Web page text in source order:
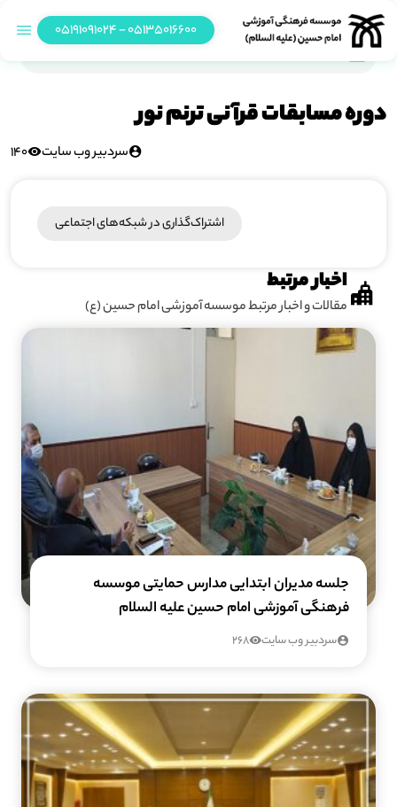
05135016600 - 05191091024
دوره مسابقات قرآنی ترنم نور
سردبیر وب سایت 140
اشتراک‌گذاری در شبکه‎‌های اجتماعی
اخبار مرتبط
مقالات و اخبار مرتبط موسسه آموزشی امام حسین (ع)
جلسه مدیران ابتدایی مدارس حمایتی موسسه
فرهنگی آموزشی امام حسین علیه السلام
سردبیر وب سایت 268